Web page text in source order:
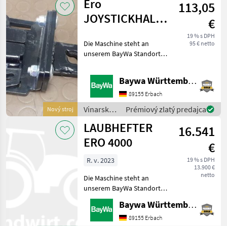
Ero
Nový stroj
Ero
JOYSTICKHALTER
113,05
€
19 % s DPH
95 € netto
Die Maschine steht an
unserem BayWa Standort in
BrackenheimGerne steht
Ihnen Herr Stein unter Tel.:
015116104371 für Ihre
Anfrage zur Verfügung!ERO
Joystick
Baywa Württemberg
89155 Erbach
Vinarské
stroje /
Ero
Prémiový zlatý predajca
LAUBHEFTER
ERO 4000
16.541
€
19 % s DPH
13.900 €
netto
R. v. 2023
Die Maschine steht an
unserem BayWa Standort in
DE 74336
BrackenheimGerne steht
Ihnen Herr Stein unter Tel.:
Baywa Württemberg
89155 Erbach